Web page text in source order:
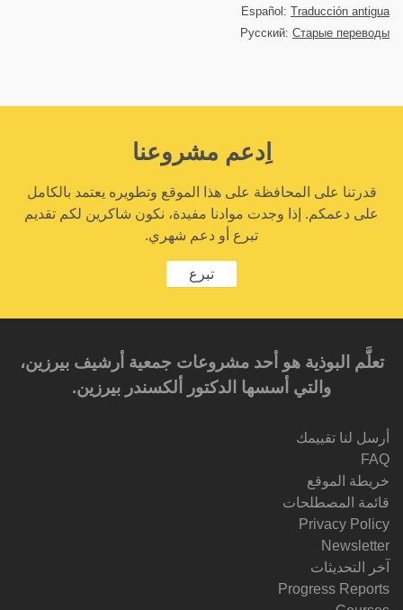
Español: Traducción antigua
Русский: Старые переводы
اِدعم مشروعنا
قدرتنا على المحافظة على هذا الموقع وتطويره يعتمد بالكامل
على دعمكم. إذا وجدت موادنا مفيدة، نكون شاكرين لكم تقديم
تبرع أو دعم شهري.
تبرع
تعلَّم البوذية هو أحد مشروعات جمعية أرشيف بيرزين،
والتي أسسها الدكتور ألكسندر بيرزين.‎‎
أرسل لنا تقييمك
FAQ
خريطة الموقع
قائمة المصطلحات
Privacy Policy
Newsletter
آخر التحديثات
Progress Reports